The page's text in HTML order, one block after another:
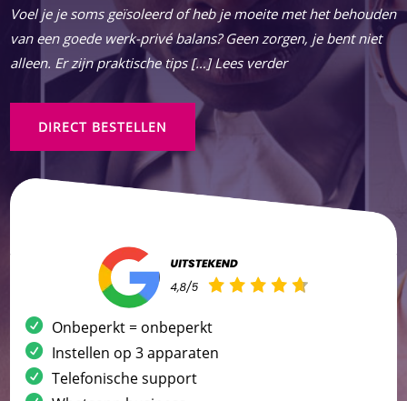
Voel je je soms geïsoleerd of heb je moeite met het behouden
van een goede werk-privé balans? Geen zorgen, je bent niet
alleen. Er zijn praktische tips […] Lees verder
DIRECT BESTELLEN
Onbeperkt = onbeperkt
Instellen op 3 apparaten
Telefonische support